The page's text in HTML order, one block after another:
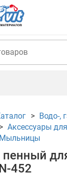
Водо-,
Аксессуары
Мыльницы
пенный
452